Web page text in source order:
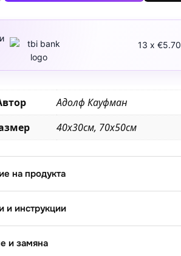
13 x
Адолф Кауфман
40х30см, 70х50см
на продукта
и инструкции
и замяна